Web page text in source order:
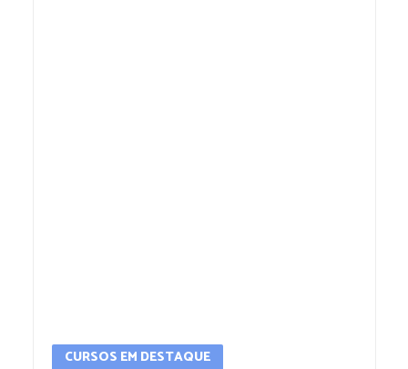
CURSOS EM DESTAQUE